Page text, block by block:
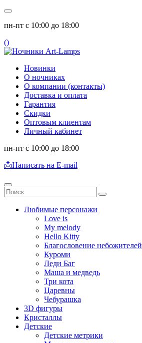
пн-пт с 10:00 до 18:00
()
Новинки
О ночниках
О компании (контакты)
Доставка и оплата
Гарантия
Скидки
Оптовым клиентам
Личный кабинет
пн-пт с 10:00 до 18:00
📩Написать на E-mail
Любимые персонажи
Love is
My melody
Hello Kitty
Благословение небожителей
Куроми
Леди Баг
Маша и медведь
Три кота
Царевны
Чебурашка
3D фигуры
Кристаллы
Детские
Детские метрики